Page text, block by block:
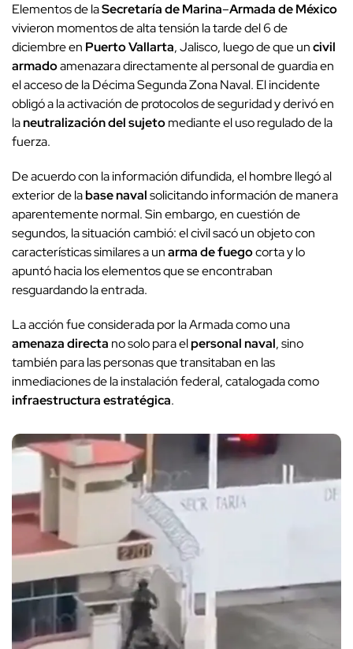
Elementos de laSecretaría de Marina–Armada de México
vivieron momentos de alta tensión la tarde del 6 de
diciembre en Puerto Vallarta, Jalisco, luego de que uncivil
armadoamenazara directamente al personal de guardia en
el acceso de la Décima Segunda Zona Naval. El incidente
obligó a la activación de protocolos de seguridad y derivó en
laneutralización del sujetomediante el uso regulado de la
fuerza.
De acuerdo con la información difundida, el hombre llegó al
exterior de labase navalsolicitando información de manera
aparentemente normal. Sin embargo, en cuestión de
segundos, la situación cambió: el civil sacó un objeto con
características similares a unarma de fuegocorta y lo
apuntó hacia los elementos que se encontraban
resguardando la entrada.
La acción fue considerada por la Armada como una
amenaza directa no solo para elpersonal naval, sino
también para las personas que transitaban en las
inmediaciones de la instalación federal, catalogada como
infraestructura estratégica.